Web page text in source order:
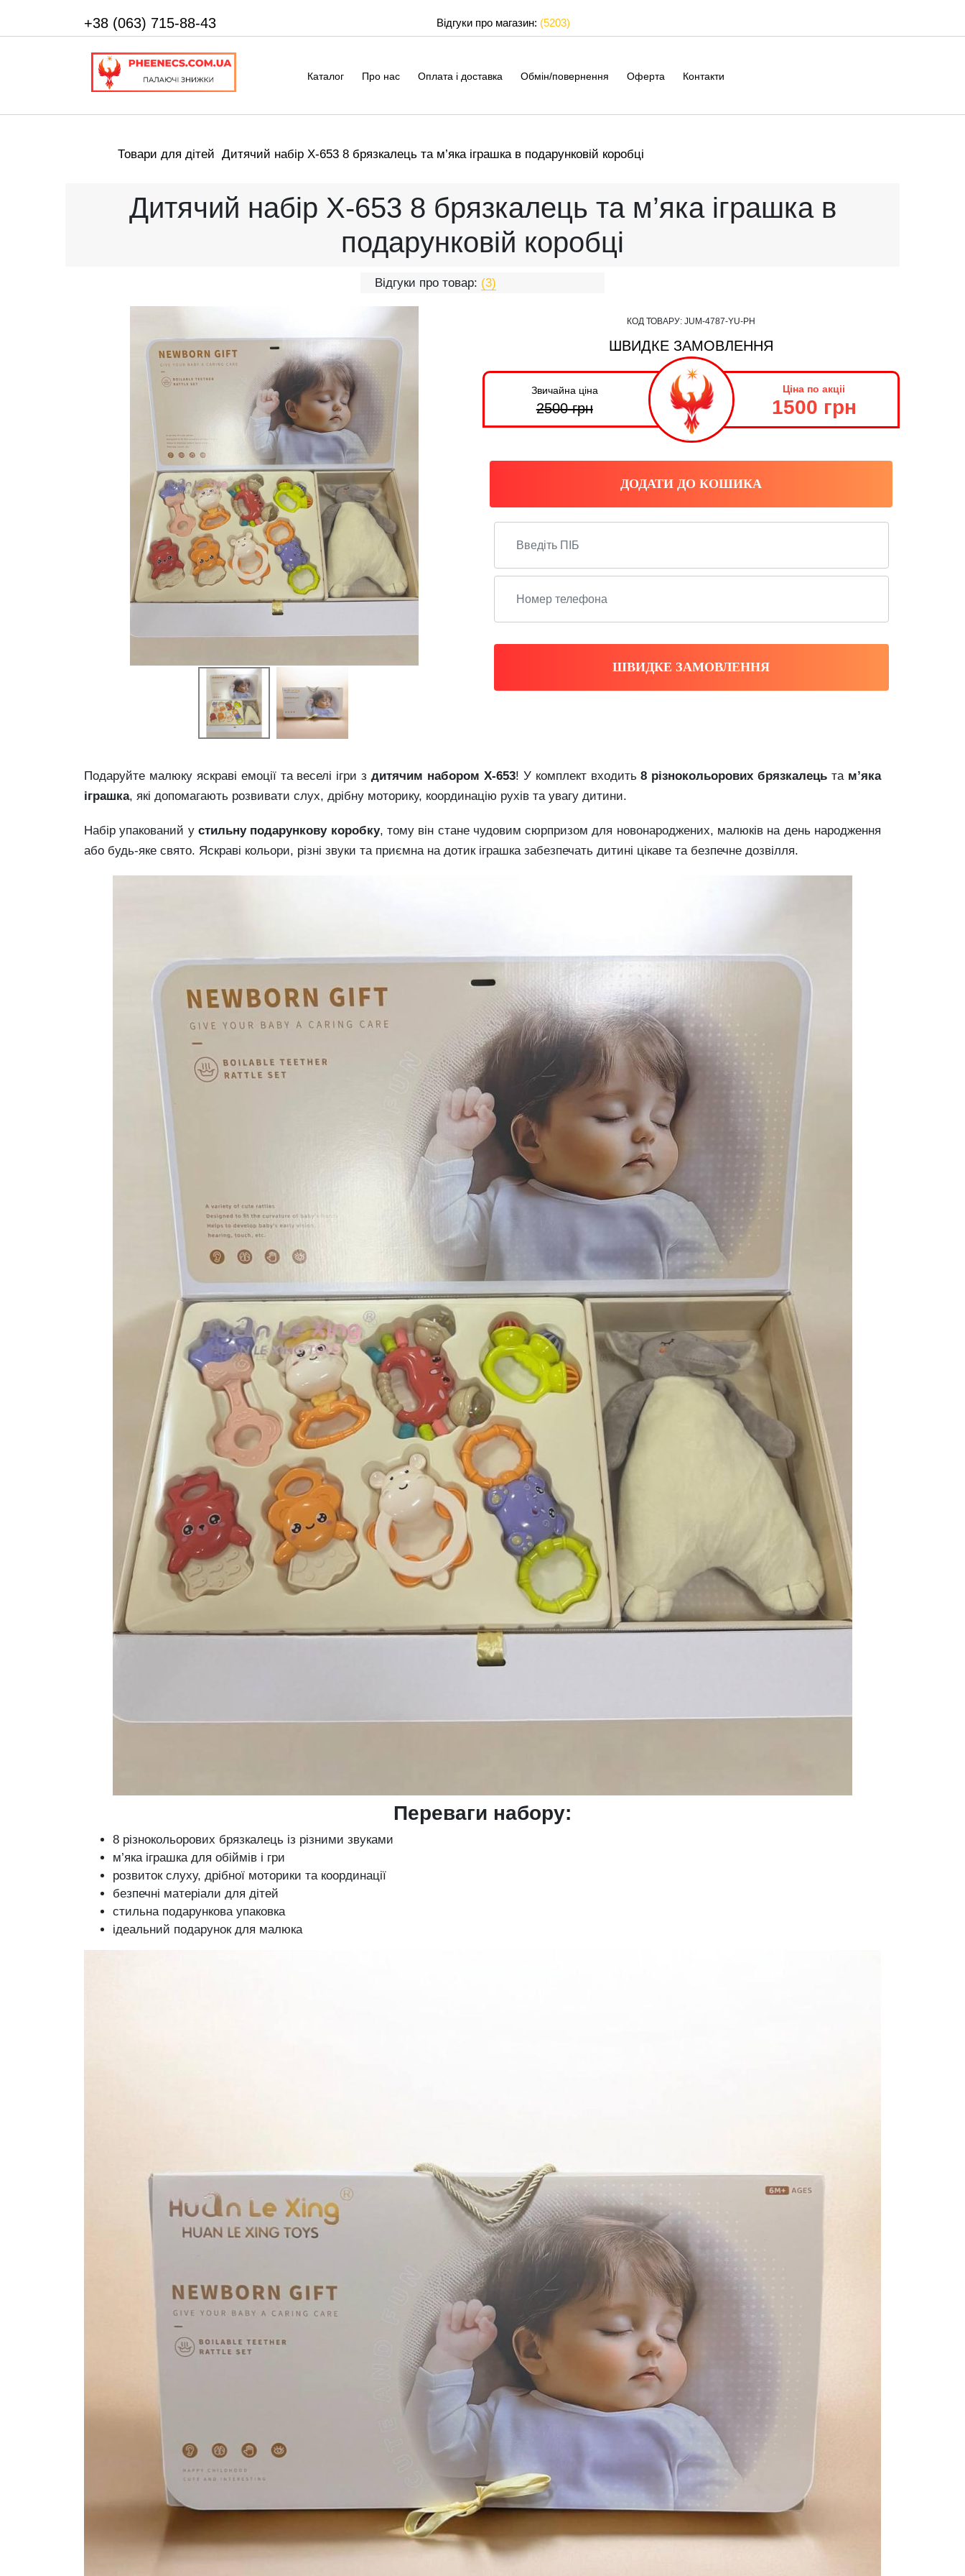
+38 (063) 715-88-43 Відгуки про магазин: (5203)
Каталог Про нас Оплата і доставка Обмін/повернення Оферта Контакти
Товари для дітей Дитячий набір X-653 8 брязкалець та м’яка іграшка в подарунковій коробці
Дитячий набір X-653 8 брязкалець та м’яка іграшка в
подарунковій коробці
Відгуки про товар: (3)
КОД ТОВАРУ: JUM-4787-YU-PH
ШВИДКЕ ЗАМОВЛЕННЯ
Звичайна ціна
2500грн
Ціна по акціі
1500 грн
ДОДАТИ ДО КОШИКА
ШВИДКЕ ЗАМОВЛЕННЯ
Подаруйте малюку яскраві емоції та веселі ігри здитячим набором X-653! У комплект входить8 різнокольорових брязкалець та м’яка
іграшка, які допомагають розвивати слух, дрібну моторику, координацію рухів та увагу дитини.
Набір упакований у стильну подарункову коробку, тому він стане чудовим сюрпризом для новонароджених, малюків на день народження
або будь-яке свято. Яскраві кольори, різні звуки та приємна на дотик іграшка забезпечать дитині цікаве та безпечне дозвілля.
Переваги набору:
8 різнокольорових брязкалець із різними звуками
м’яка іграшка для обіймів і гри
розвиток слуху, дрібної моторики та координації
безпечні матеріали для дітей
стильна подарункова упаковка
ідеальний подарунок для малюка